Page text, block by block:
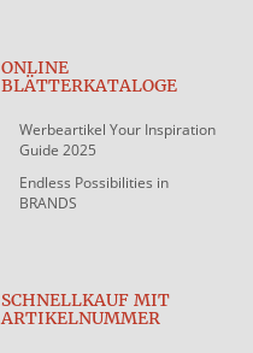
ONLINE
BLÄTTERKATALOGE
Werbeartikel Your Inspiration
Guide 2025
Endless Possibilities in
BRANDS
SCHNELLKAUF MIT
ARTIKELNUMMER